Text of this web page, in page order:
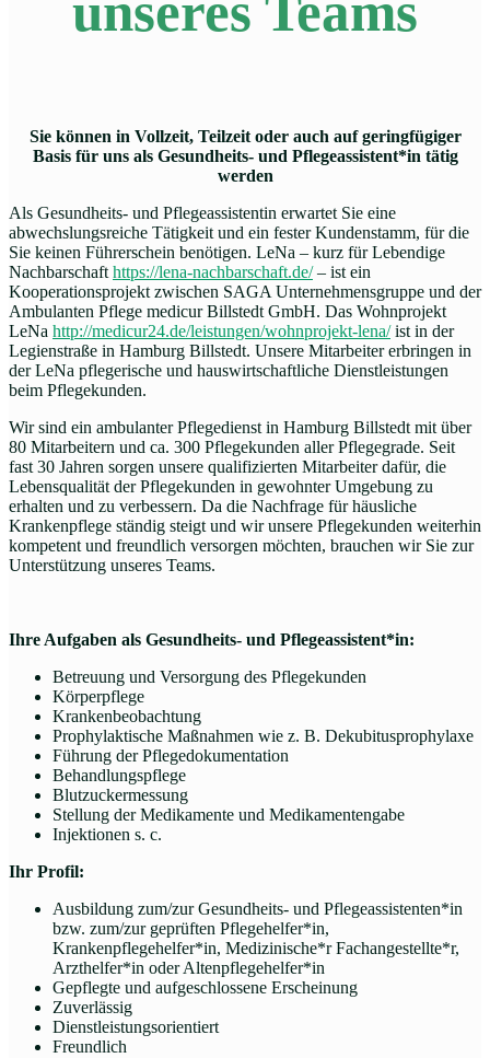
Sie können in Vollzeit, Teilzeit oder auch auf geringfügiger
Basis für uns als Gesundheits- und Pflegeassistent*in tätig
werden
Als Gesundheits- und Pflegeassistentin erwartet Sie eine
abwechslungsreiche Tätigkeit und ein fester Kundenstamm, für die
Sie keinen Führerschein benötigen. LeNa – kurz für Lebendige
Nachbarschafthttps://lena-nachbarschaft.de/– ist ein
Kooperationsprojekt zwischen SAGA Unternehmensgruppe und der
Ambulanten Pflege medicur Billstedt GmbH. Das Wohnprojekt
LeNa http://medicur24.de/leistungen/wohnprojekt-lena/ist in der
Legienstraße in Hamburg Billstedt. Unsere Mitarbeiter erbringen in
der LeNa pflegerische und hauswirtschaftliche Dienstleistungen
beim Pflegekunden.
Wir sind ein ambulanter Pflegedienst in Hamburg Billstedt mit über
80 Mitarbeitern und ca. 300 Pflegekunden aller Pflegegrade. Seit
fast 30 Jahren sorgen unsere qualifizierten Mitarbeiter dafür, die
Lebensqualität der Pflegekunden in gewohnter Umgebung zu
erhalten und zu verbessern. Da die Nachfrage für häusliche
Krankenpflege ständig steigt und wir unsere Pflegekunden weiterhin
kompetent und freundlich versorgen möchten, brauchen wir Sie zur
Unterstützung unseres Teams.
Ihre Aufgaben als Gesundheits- und Pflegeassistent*in:
Betreuung und Versorgung des Pflegekunden
Körperpflege
Krankenbeobachtung
Prophylaktische Maßnahmen wie z. B. Dekubitusprophylaxe
Führung der Pflegedokumentation
Behandlungspflege
Blutzuckermessung
Stellung der Medikamente und Medikamentengabe
Injektionen s. c.
Ihr Profil:
Ausbildung zum/zur Gesundheits- und Pflegeassistenten*in
bzw. zum/zur geprüften Pflegehelfer*in,
Krankenpflegehelfer*in, Medizinische*r Fachangestellte*r,
Arzthelfer*in oder Altenpflegehelfer*in
Gepflegte und aufgeschlossene Erscheinung
Zuverlässig
Dienstleistungsorientiert
Freundlich